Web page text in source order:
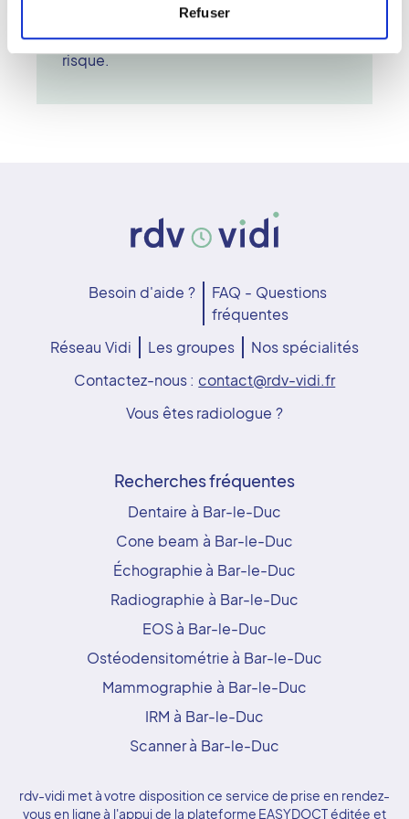
Refuser
direction du flux sanguin. Cet examen
est indolore et peut être répété sans
risque.
Besoin d'aide ?
FAQ - Questions
fréquentes
Réseau Vidi
Les groupes
Nos spécialités
Contactez-nous : contact@rdv-vidi.fr
Vous êtes radiologue ?
Recherches fréquentes
Dentaire à Bar-le-Duc
Cone beam à Bar-le-Duc
Échographie à Bar-le-Duc
Radiographie à Bar-le-Duc
EOS à Bar-le-Duc
Ostéodensitométrie à Bar-le-Duc
Mammographie à Bar-le-Duc
IRM à Bar-le-Duc
Scanner à Bar-le-Duc
rdv-vidi met à votre disposition ce service de prise en rendez-
vous en ligne à l'appui de la plateforme EASYDOCT éditée et